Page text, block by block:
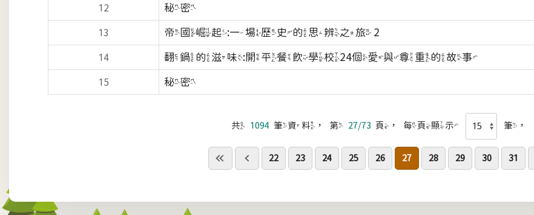
12 秘密
13 帝國崛起:一場歷史的思辨之旅 2
14 翻鍋的滋味:開平餐飲學校24個愛與尊重的故事
15 秘密
共 1094 筆資料，第 27/73 頁，每頁顯示 筆，
22 23 24 25 26 27 28 29 30 31